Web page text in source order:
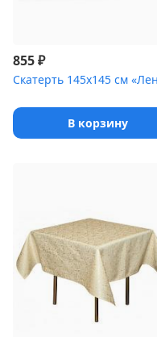
855₽
В корзину